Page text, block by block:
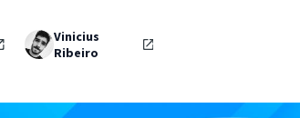
Vinicius
Ribeiro